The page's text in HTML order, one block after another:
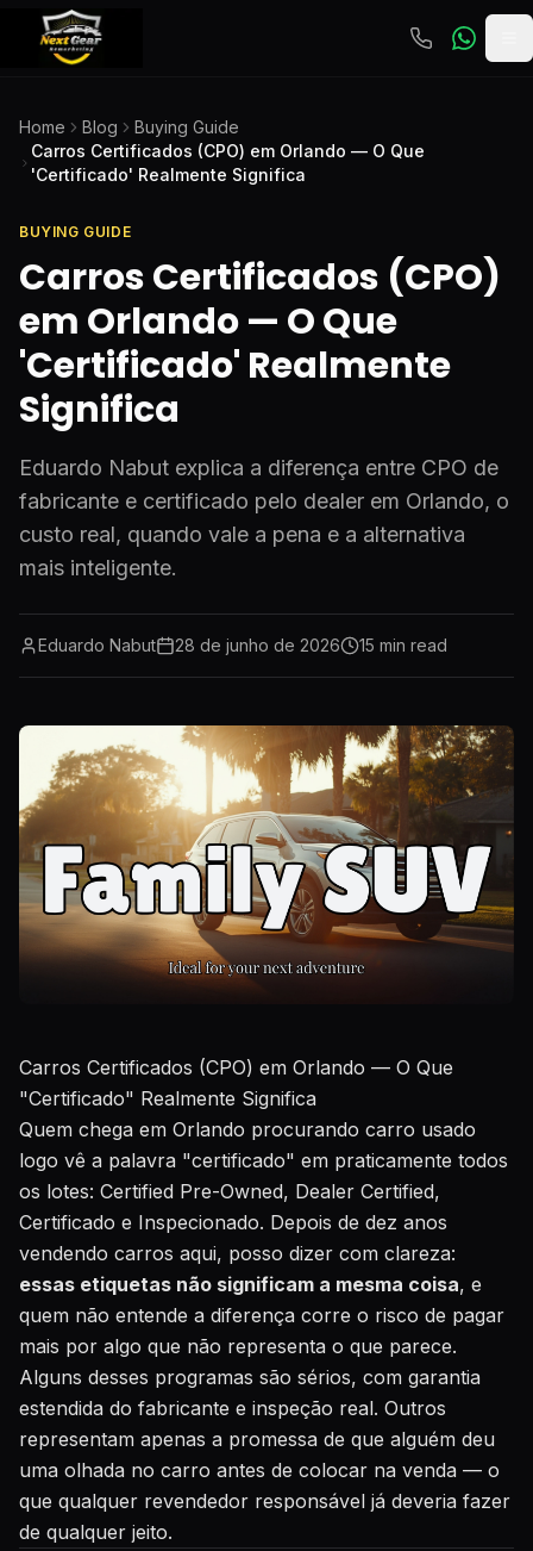
Home Blog
Buying Guide
Carros Certificados (CPO) em Orlando — O Que
'Certificado' Realmente Significa
BUYING GUIDE
Carros Certificados (CPO)
em Orlando — O Que
'Certificado' Realmente
Significa
Eduardo Nabut explica a diferença entre CPO de
fabricante e certificado pelo dealer em Orlando, o
custo real, quando vale a pena e a alternativa
mais inteligente.
Eduardo Nabut 28 de junho de 2026 15 min read
Carros Certificados (CPO) em Orlando — O Que
"Certificado" Realmente Significa
Quem chega em Orlando procurando carro usado
logo vê a palavra "certificado" em praticamente todos
os lotes: Certified Pre-Owned, Dealer Certified,
Certificado e Inspecionado. Depois de dez anos
vendendo carros aqui, posso dizer com clareza:
essas etiquetas não significam a mesma coisa, e
quem não entende a diferença corre o risco de pagar
mais por algo que não representa o que parece.
Alguns desses programas são sérios, com garantia
estendida do fabricante e inspeção real. Outros
representam apenas a promessa de que alguém deu
uma olhada no carro antes de colocar na venda — o
que qualquer revendedor responsável já deveria fazer
de qualquer jeito.